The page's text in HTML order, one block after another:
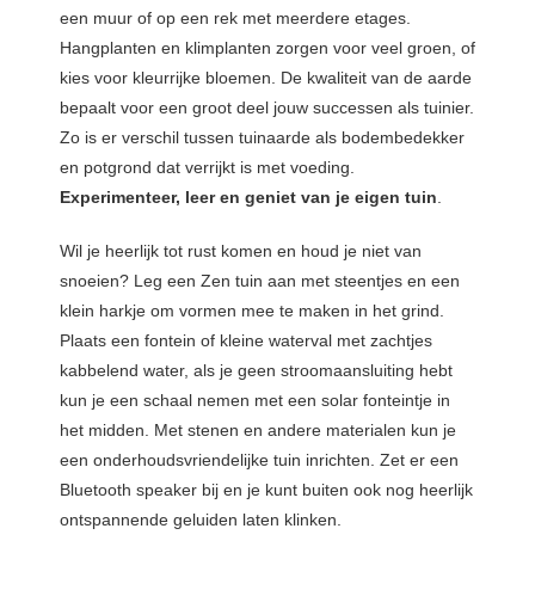
een muur of op een rek met meerdere etages.
Hangplanten en klimplanten zorgen voor veel groen, of
kies voor kleurrijke bloemen. De kwaliteit van de aarde
bepaalt voor een groot deel jouw successen als tuinier.
Zo is er verschil tussen tuinaarde als bodembedekker
en potgrond dat verrijkt is met voeding.
Experimenteer, leer en geniet van je eigen tuin.
Wil je heerlijk tot rust komen en houd je niet van
snoeien? Leg een Zen tuin aan met steentjes en een
klein harkje om vormen mee te maken in het grind.
Plaats een fontein of kleine waterval met zachtjes
kabbelend water, als je geen stroomaansluiting hebt
kun je een schaal nemen met een solar fonteintje in
het midden. Met stenen en andere materialen kun je
een onderhoudsvriendelijke tuin inrichten. Zet er een
Bluetooth speaker bij en je kunt buiten ook nog heerlijk
ontspannende geluiden laten klinken.